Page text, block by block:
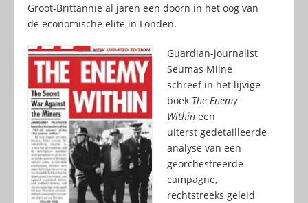
Groot-Brittannië al jaren een doorn in het oog van
de economische elite in Londen.
Guardian-journalist
Seumas Milne
schreef in het lijvige
boek The Enemy
Within een
uiterst gedetailleerde
analyse van een
georchestreerde
campagne,
rechtstreeks geleid